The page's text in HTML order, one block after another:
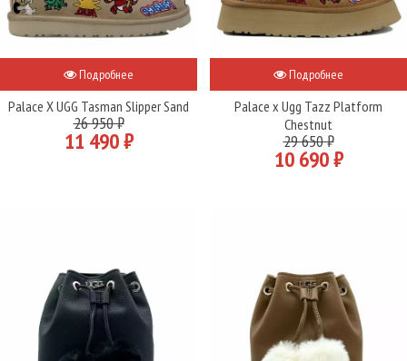
Подробнее
Palace X UGG Tasman Slipper Sand
26 950 ₽
11 490 ₽
Подробнее
Palace x Ugg Tazz Platform
Chestnut
29 650 ₽
10 690 ₽